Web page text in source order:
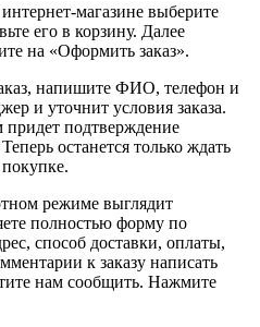
магазине выберите
его в корзину. Далее
на «Оформить заказ».
напишите ФИО, телефон и
и уточнит условия заказа.
придет подтверждение
останется только ждать
режиме выглядит
полностью форму по
способ доставки, оплаты,
к заказу написать
нам сообщить. Нажмите